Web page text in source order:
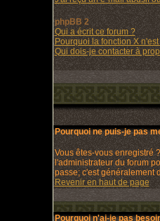
phpBB 2
Qui a écrit ce forum ?
Pourquoi la fonction X
Qui dois-je contacter à
Pourquoi ne puis-je pas
Vous êtes-vous enregistré
l'administrateur du forum
passe; c'est généralement
Revenir en haut de page
Pourquoi n'ai-je pas